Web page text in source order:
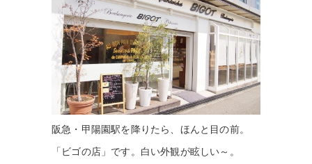
阪急・甲陽園駅を降りたら、ほんと目の前。
「ビゴの店」です。白い外観が眩しい～。